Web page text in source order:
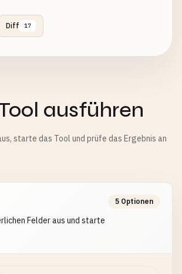
Diff 17
ausführen
starte das Tool und prüfe das Ergebnis an
Felder aus und starte
5 Optionen